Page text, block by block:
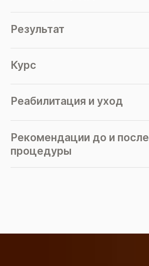
Результат
Курс
Реабилитация и уход
Рекомендации до и после
процедуры